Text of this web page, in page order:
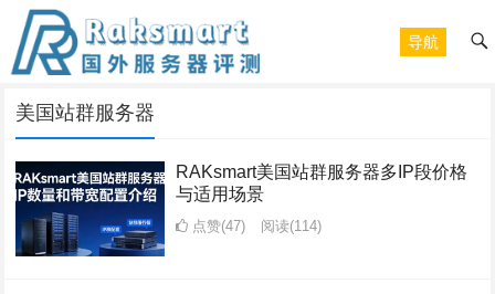
导航
美国站群服务器
RAKsmart美国站群服务器多IP段价格
与适用场景
点赞(47) 阅读(114)